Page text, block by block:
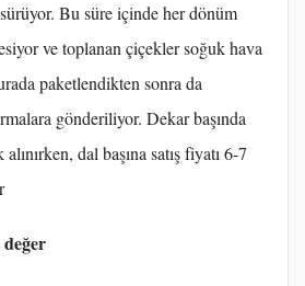
Bu süre içinde her dönüm
ve toplanan çiçekler soğuk hava
paketlendikten sonra da
gönderiliyor. Dekar başında
dal başına satış fiyatı 6-7